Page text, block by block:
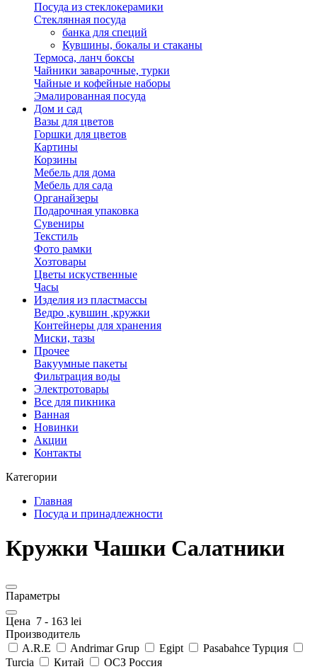
Посуда из стеклокерамики
Стеклянная посуда
банка для специй
Кувшины, бокалы и стаканы
Термоса, ланч боксы
Чайники заварочные, турки
Чайные и кофейные наборы
Эмалированная посуда
Дом и сад
Вазы для цветов
Горшки для цветов
Картины
Корзины
Мебель для дома
Мебель для сада
Органайзеры
Подарочная упаковка
Сувениры
Текстиль
Фото рамки
Хозтовары
Цветы искуственные
Часы
Изделия из пластмассы
Ведро ,кувшин ,кружки
Контейнеры для хранения
Миски, тазы
Прочее
Вакуумные пакеты
Фильтрация воды
Электротовары
Все для пикника
Ванная
Новинки
Акции
Контакты
Категории
Главная
Посуда и принадлежности
Кружки Чашки Салатники
Параметры
Цена 7 - 163 lei
Производитель
A.R.E
Andrimar Grup Egipt
Pasabahce Турция
Turcia
Китай ОСЗ Россия